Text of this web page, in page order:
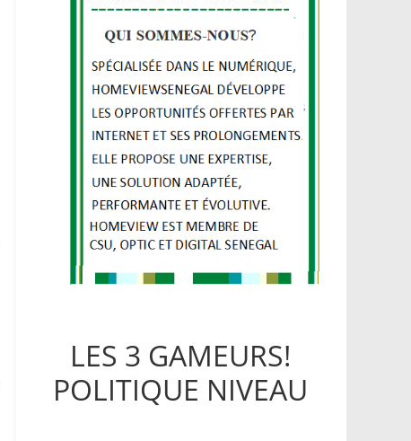
LES 3 GAMEURS!
POLITIQUE NIVEAU